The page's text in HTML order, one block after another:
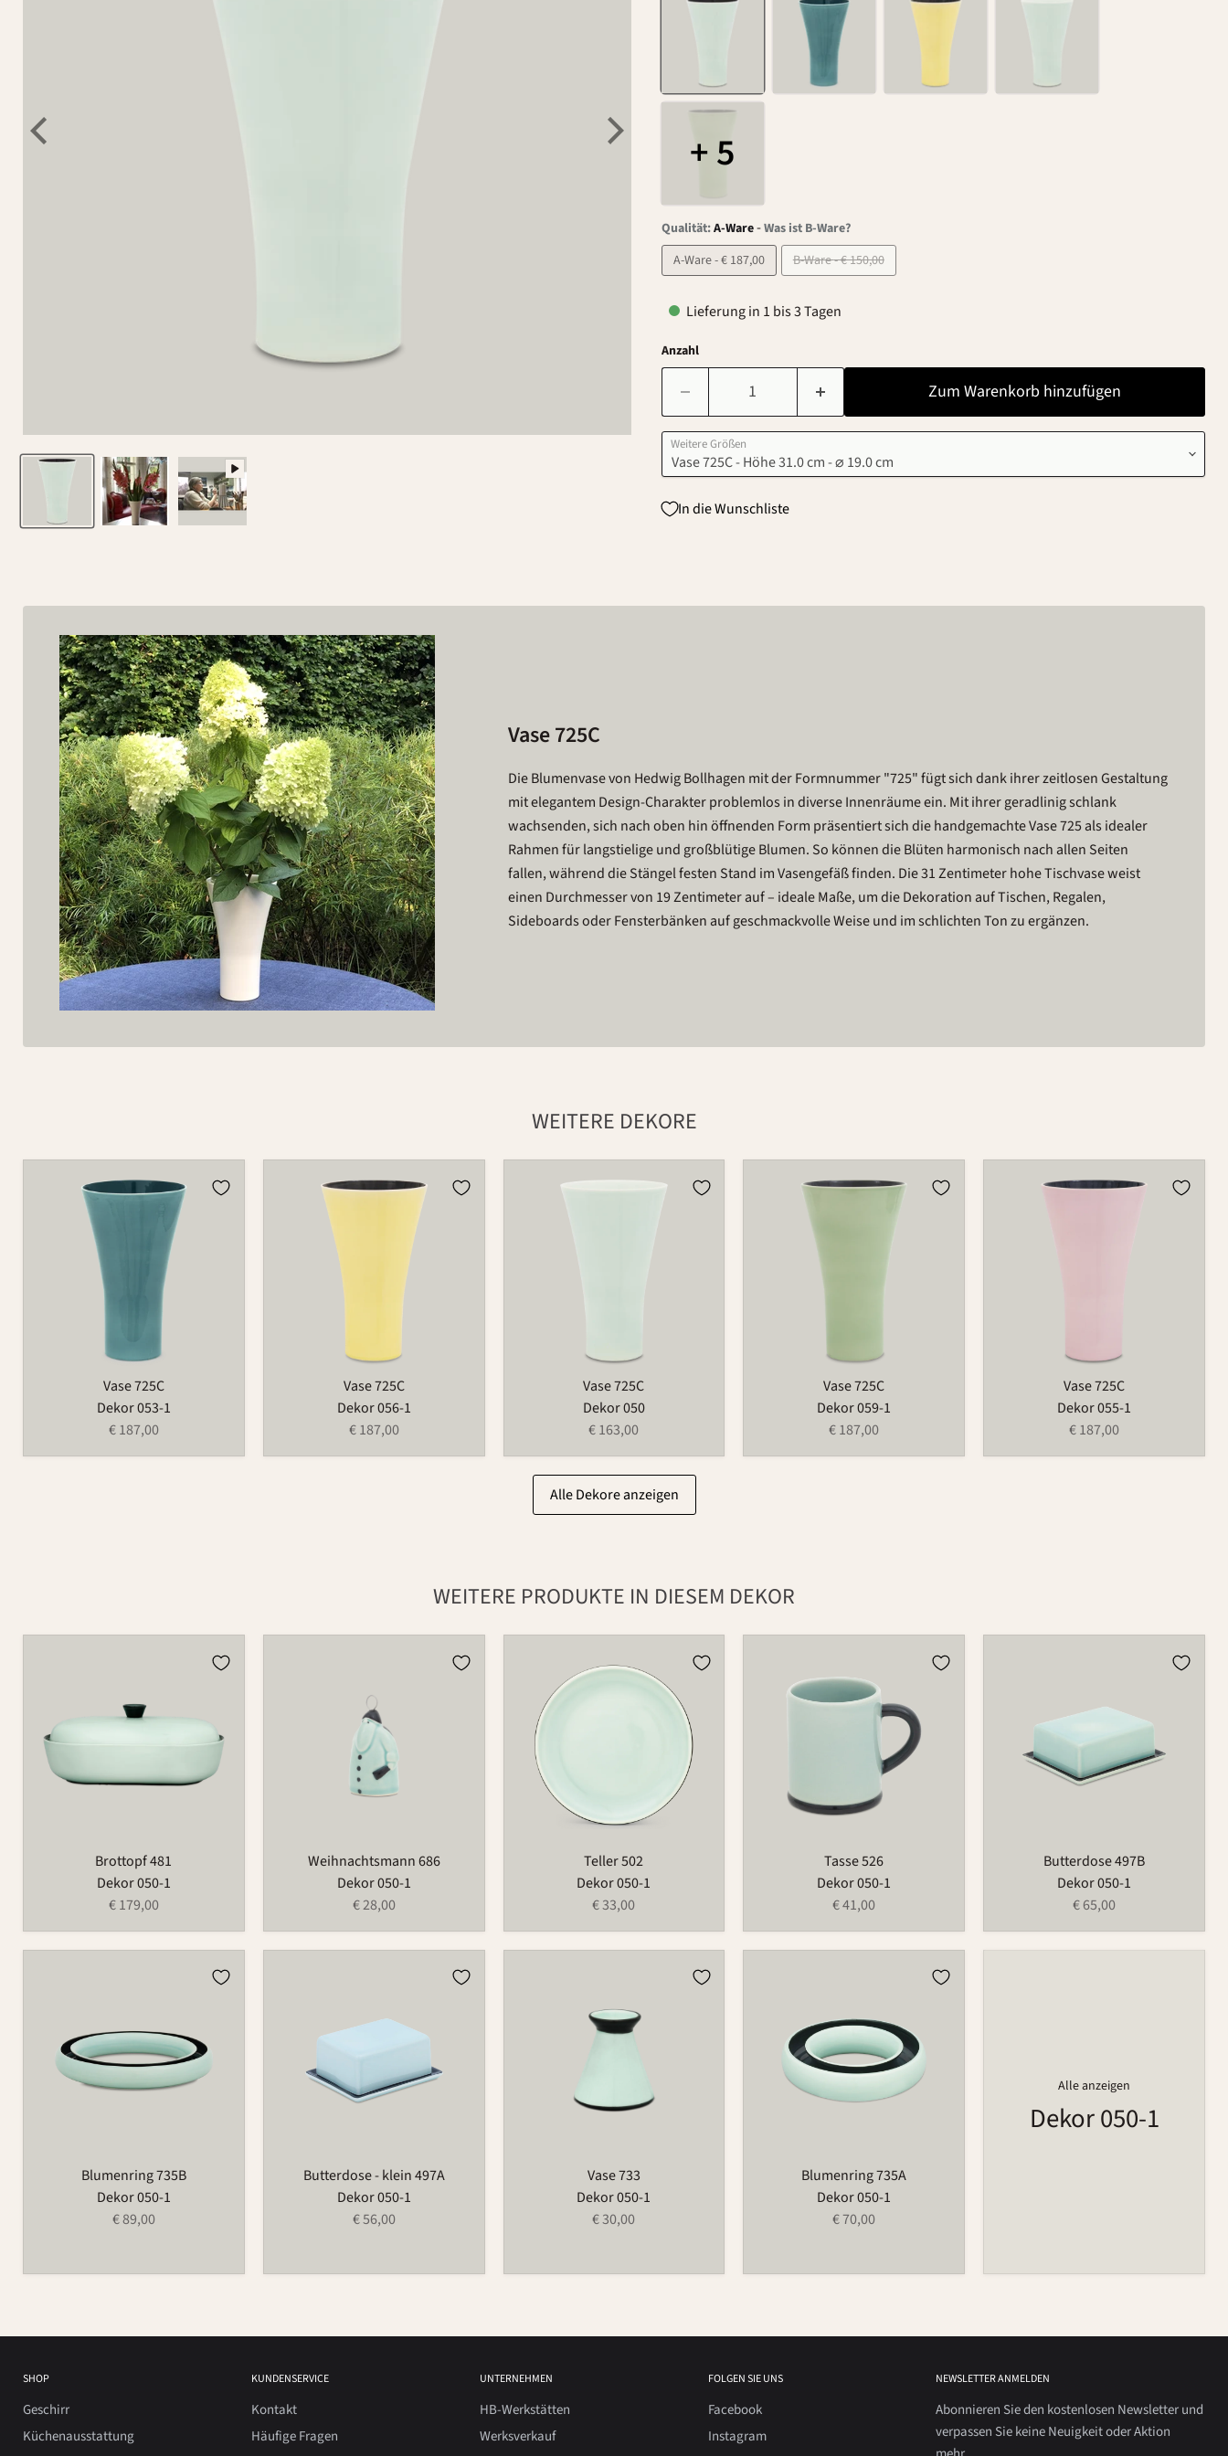
+ 5
Qualität:A-Ware-Was ist B-Ware?
A-Ware - € 187,00
B-Ware - € 150,00
Lieferung in 1 bis 3 Tagen
Anzahl
Zum Warenkorb hinzufügen
Weitere Größen
In die Wunschliste
Vase 725C
Die Blumenvase von Hedwig Bollhagen mit der Formnummer "725" fügt sich dank ihrer zeitlosen Gestaltung
mit elegantem Design-Charakter problemlos in diverse Innenräume ein. Mit ihrer geradlinig schlank
wachsenden, sich nach oben hin öffnenden Form präsentiert sich die handgemachte Vase 725 als idealer
Rahmen für langstielige und großblütige Blumen. So können die Blüten harmonisch nach allen Seiten
fallen, während die Stängel festen Stand im Vasengefäß finden. Die 31 Zentimeter hohe Tischvase weist
einen Durchmesser von 19 Zentimeter auf – ideale Maße, um die Dekoration auf Tischen, Regalen,
Sideboards oder Fensterbänken auf geschmackvolle Weise und im schlichten Ton zu ergänzen.
WEITERE DEKORE
Vase 725C
Dekor 053-1
€ 187,00
Vase 725C
Dekor 056-1
€ 187,00
Vase 725C
Dekor 050
€ 163,00
Vase 725C
Dekor 059-1
€ 187,00
Vase 725C
Dekor 055-1
€ 187,00
Alle Dekore anzeigen
WEITERE PRODUKTE IN DIESEM DEKOR
Brottopf 481
Dekor 050-1
€ 179,00
Weihnachtsmann 686
Dekor 050-1
€ 28,00
Teller 502
Dekor 050-1
€ 33,00
Tasse 526
Dekor 050-1
€ 41,00
Butterdose 497B
Dekor 050-1
€ 65,00
Blumenring 735B
Dekor 050-1
€ 89,00
Butterdose - klein 497A
Dekor 050-1
€ 56,00
Vase 733
Dekor 050-1
€ 30,00
Blumenring 735A
Dekor 050-1
€ 70,00
Alle anzeigen
Dekor 050-1
SHOP
Geschirr
Küchenausstattung
KUNDENSERVICE
Kontakt
Häufige Fragen
UNTERNEHMEN
HB-Werkstätten
Werksverkauf
FOLGEN SIE UNS
Facebook
Instagram
NEWSLETTER ANMELDEN
Abonnieren Sie den kostenlosen Newsletter und
verpassen Sie keine Neuigkeit oder Aktion